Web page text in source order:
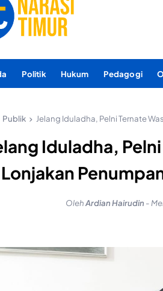
Politik Hukum Pedagogi
Publik Jelang Iduladha, Pelni Ternate
Iduladha,
Lonjakan
OlehArdian Hairudin -